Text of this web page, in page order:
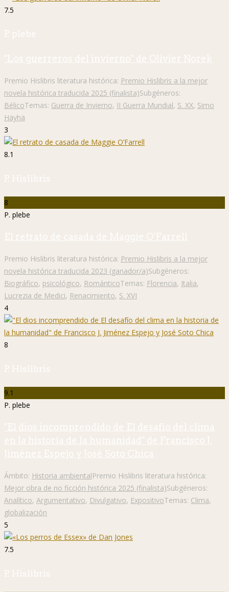
7.5
P. plebe
"Los guerreros del invierno" de Olivier Norek
Premio Hislibris literatura histórica: Premio Hislibris a la mejor
novela histórica traducida 2025 (finalista)Subgéneros:
BélicoTemas: Guerra de Invierno, II Guerra Mundial, S. XX, Simo
Häyhä
3
8.1
P. Hislibris
8
P. plebe
El retrato de casada de Maggie O’Farrell
Premio Hislibris literatura histórica: Premio Hislibris a la mejor
novela histórica traducida 2023 (ganador/a)Subgéneros:
Biográfico, psicológico, RománticoTemas: Florencia, Italia,
Lucrezia de Medici, Renacimiento, S. XVI
4
8
P. Hislibris
9.1
P. plebe
"El dios incomprendido de El desafío del clima
en la historia de la humanidad" de Francisco J.
Jiménez Espejo y José Soto Chica
Ámbito: Historia ambientalPremio Hislibris literatura histórica:
Mejor obra de no ficción histórica 2025 (finalista)Subgéneros:
Analítico, Argumentativo, Divulgativo, ExpositivoTemas: Clima,
globalización
5
7.5
P. Hislibris